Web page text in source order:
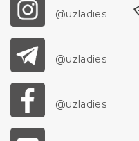
@uzladies
@uzladies
@uzladies